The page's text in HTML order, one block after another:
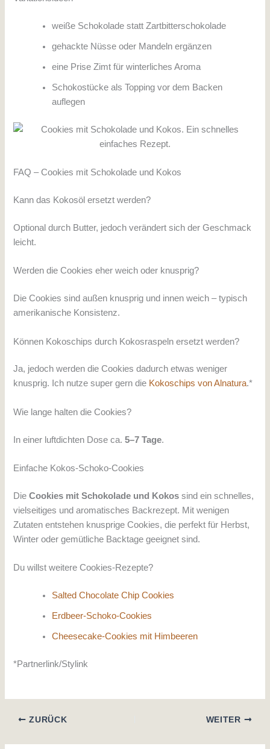
weiße Schokolade statt Zartbitterschokolade
gehackte Nüsse oder Mandeln ergänzen
eine Prise Zimt für winterliches Aroma
Schokostücke als Topping vor dem Backen
auflegen
FAQ – Cookies mit Schokolade und Kokos
Kann das Kokosöl ersetzt werden?
Optional durch Butter, jedoch verändert sich der Geschmack
leicht.
Werden die Cookies eher weich oder knusprig?
Die Cookies sind außen knusprig und innen weich – typisch
amerikanische Konsistenz.
Können Kokoschips durch Kokosraspeln ersetzt werden?
Ja, jedoch werden die Cookies dadurch etwas weniger
knusprig. Ich nutze super gern die Kokoschips von Alnatura.*
Wie lange halten die Cookies?
In einer luftdichten Dose ca.5–7 Tage.
Einfache Kokos-Schoko-Cookies
DieCookies mit Schokolade und Kokos sind ein schnelles,
vielseitiges und aromatisches Backrezept. Mit wenigen
Zutaten entstehen knusprige Cookies, die perfekt für Herbst,
Winter oder gemütliche Backtage geeignet sind.
Du willst weitere Cookies-Rezepte?
Salted Chocolate Chip Cookies
Erdbeer-Schoko-Cookies
Cheesecake-Cookies mit Himbeeren
*Partnerlink/Stylink
ZURÜCK WEITER